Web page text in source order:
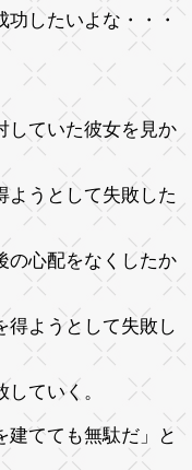
したいよな・・・
。
していた彼女を見か
ようとして失敗した
の心配をなくしたか
得ようとして失敗し
ていく。
てても無駄だ」と